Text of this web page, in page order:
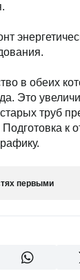
в обеих
Это
труб
к
первыми